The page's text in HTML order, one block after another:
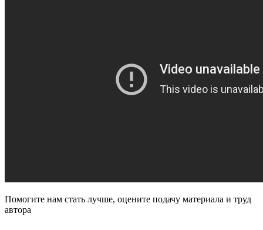
Помогите нам стать лучше, оцените подачу материала и труд
автора